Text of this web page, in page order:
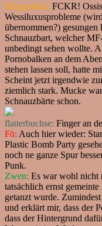
Kloppstock: FCKR!
Wessiluxusprobleme
übernommen?)
Schnauzbart, welcher
unbedingt sehen wollte.
Pornobalken an dem
stehen lassen soll, hatte
Scheint jetzt irgendwie
ziemlich stark. Mucke
Schnauzbärte schon.
flatterbuchse: Finger an
Fö: Auch hier wieder:
Plastic Bomb Party
noch ne ganze Spur
Punk.
Zwen: Es war wohl nicht
tatsächlich ernst
getanzt wurde.
und erklärt mir, dass der
dass der Hintergrund